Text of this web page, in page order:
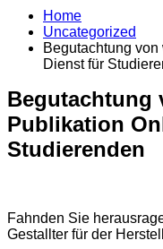
Home
Uncategorized
Begutachtung
Dienst für
Begutachtung
Publikation
Studierenden
Fahnden Sie
Gestallter für der